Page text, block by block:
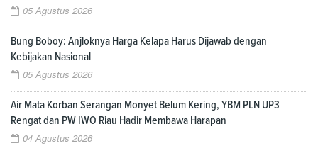
05 Agustus 2026
Bung Boboy: Anjloknya Harga Kelapa Harus Dijawab dengan
Kebijakan Nasional
05 Agustus 2026
Air Mata Korban Serangan Monyet Belum Kering, YBM PLN UP3
Rengat dan PW IWO Riau Hadir Membawa Harapan
04 Agustus 2026